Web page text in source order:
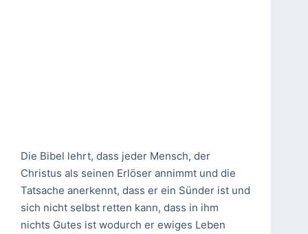
Die Bibel lehrt, dass jeder Mensch, der
Christus als seinen Erlöser annimmt und die
Tatsache anerkennt, dass er ein Sünder ist und
sich nicht selbst retten kann, dass in ihm
nichts Gutes ist wodurch er ewiges Leben